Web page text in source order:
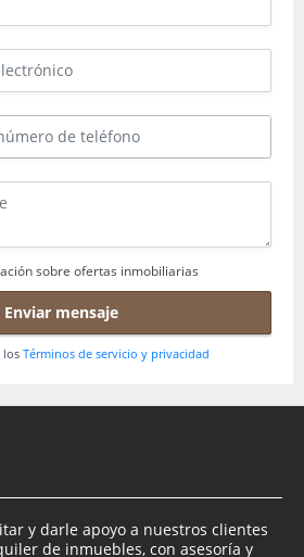
sobre ofertas inmobiliarias
Enviar mensaje
los Términos de servicio y privacidad
y darle apoyo a nuestros clientes
de inmuebles, con asesoría y